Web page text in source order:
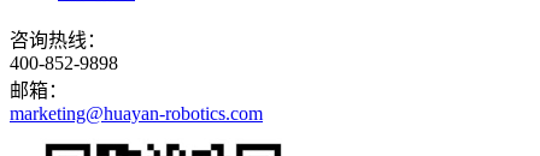
咨询热线：
400-852-9898
邮箱：
marketing@huayan-robotics.com